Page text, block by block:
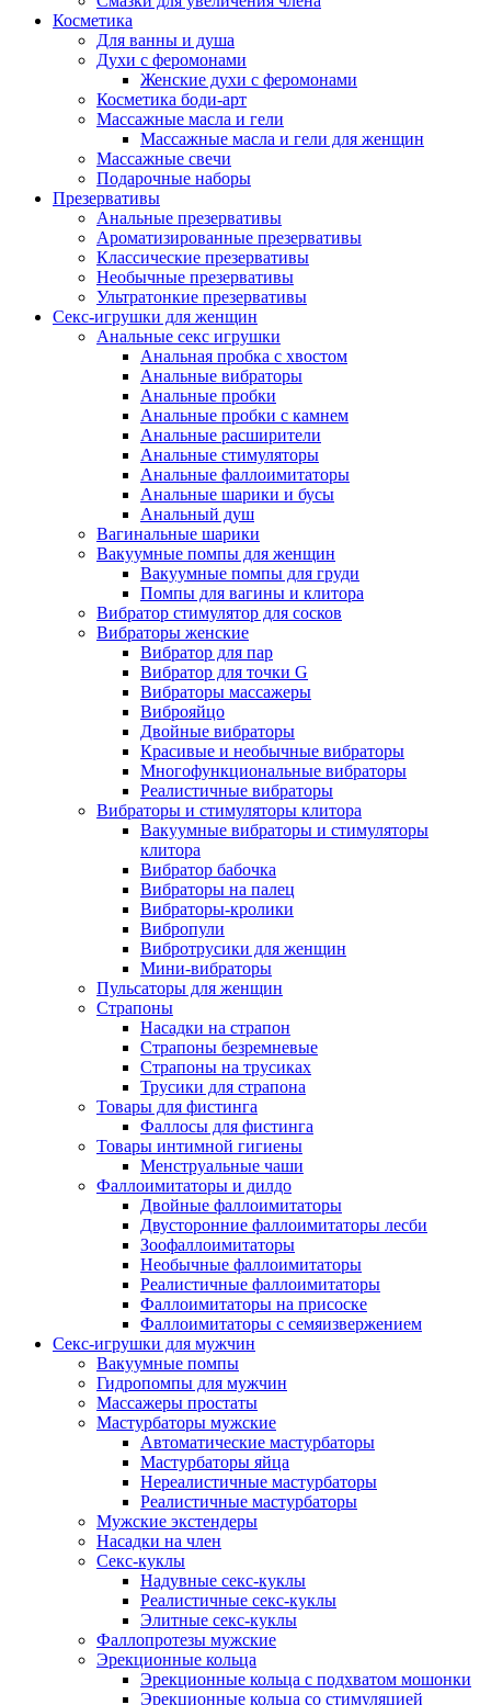
Косметика
Для ванны и душа
Духи с феромонами
Женские духи с феромонами
Косметика боди-арт
Массажные масла и гели
Массажные масла и гели для женщин
Массажные свечи
Подарочные наборы
Презервативы
Анальные презервативы
Ароматизированные презервативы
Классические презервативы
Необычные презервативы
Ультратонкие презервативы
Секс-игрушки для женщин
Анальные секс игрушки
Анальная пробка с хвостом
Анальные вибраторы
Анальные пробки
Анальные пробки с камнем
Анальные расширители
Анальные стимуляторы
Анальные фаллоимитаторы
Анальные шарики и бусы
Анальный душ
Вагинальные шарики
Вакуумные помпы для женщин
Вакуумные помпы для груди
Помпы для вагины и клитора
Вибратор стимулятор для сосков
Вибраторы женские
Вибратор для пар
Вибратор для точки G
Вибраторы массажеры
Виброяйцо
Двойные вибраторы
Красивые и необычные вибраторы
Многофункциональные вибраторы
Реалистичные вибраторы
Вибраторы и стимуляторы клитора
Вакуумные вибраторы и стимуляторы
клитора
Вибратор бабочка
Вибраторы на палец
Вибраторы-кролики
Вибропули
Вибротрусики для женщин
Мини-вибраторы
Пульсаторы для женщин
Страпоны
Насадки на страпон
Страпоны безремневые
Страпоны на трусиках
Трусики для страпона
Товары для фистинга
Фаллосы для фистинга
Товары интимной гигиены
Менструальные чаши
Фаллоимитаторы и дилдо
Двойные фаллоимитаторы
Двусторонние фаллоимитаторы лесби
Зоофаллоимитаторы
Необычные фаллоимитаторы
Реалистичные фаллоимитаторы
Фаллоимитаторы на присоске
Фаллоимитаторы с семяизвержением
Секс-игрушки для мужчин
Вакуумные помпы
Гидропомпы для мужчин
Массажеры простаты
Мастурбаторы мужские
Автоматические мастурбаторы
Мастурбаторы яйца
Нереалистичные мастурбаторы
Реалистичные мастурбаторы
Мужские экстендеры
Насадки на член
Секс-куклы
Надувные секс-куклы
Реалистичные секс-куклы
Элитные секс-куклы
Фаллопротезы мужские
Эрекционные кольца
Эрекционные кольца с подхватом мошонки
Эрекционные кольца со стимуляцией